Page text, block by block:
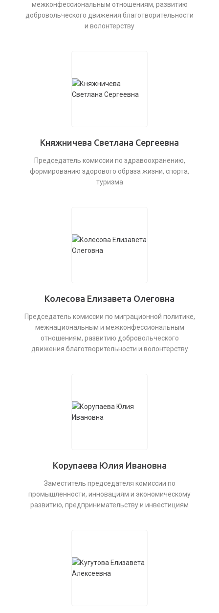
межконфессиональным отношениям, развитию
добровольческого движения благотворительности
и волонтерству
Княжничева Светлана Сергеевна
Председатель комиссии по здравоохранению,
формированию здорового образа жизни, спорта,
туризма
Колесова Елизавета Олеговна
Председатель комиссии по миграционной политике,
межнациональным и межконфессиональным
отношениям, развитию добровольческого
движения благотворительности и волонтерству
Корупаева Юлия Ивановна
Заместитель председателя комиссии по
промышленности, инновациям и экономическому
развитию, предпринимательству и инвестициям